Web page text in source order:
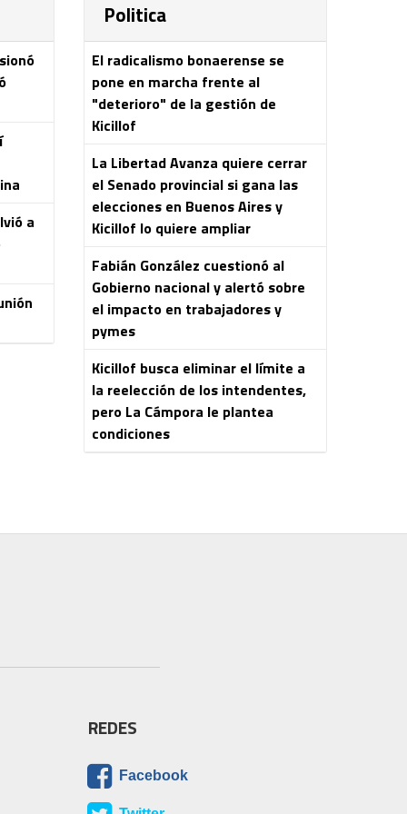
a
Politica
El radicalismo bonaerense se
pone en marcha frente al
"deterioro" de la gestión de
Kicillof
La Libertad Avanza quiere cerrar
el Senado provincial si gana las
elecciones en Buenos Aires y
Kicillof lo quiere ampliar
Fabián González cuestionó al
Gobierno nacional y alertó sobre
el impacto en trabajadores y
pymes
Kicillof busca eliminar el límite a
la reelección de los intendentes,
pero La Cámpora le plantea
condiciones
REDES
Facebook